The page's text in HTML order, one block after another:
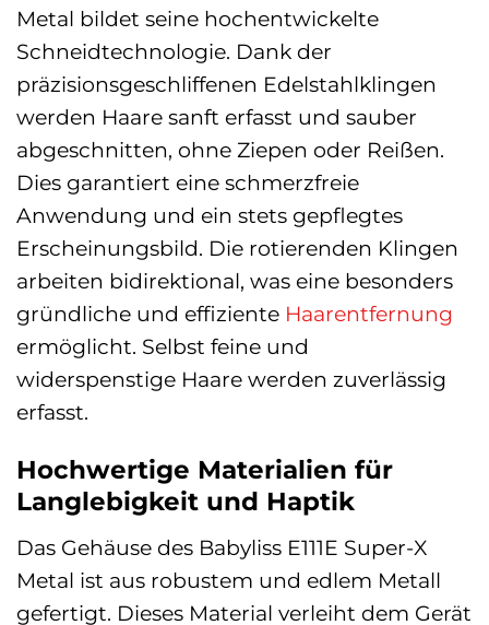
Metal bildet seine hochentwickelte
Schneidtechnologie. Dank der
präzisionsgeschliffenen Edelstahlklingen
werden Haare sanft erfasst und sauber
abgeschnitten, ohne Ziepen oder Reißen.
Dies garantiert eine schmerzfreie
Anwendung und ein stets gepflegtes
Erscheinungsbild. Die rotierenden Klingen
arbeiten bidirektional, was eine besonders
gründliche und effiziente Haarentfernung
ermöglicht. Selbst feine und
widerspenstige Haare werden zuverlässig
erfasst.
Hochwertige Materialien für
Langlebigkeit und Haptik
Das Gehäuse des Babyliss E111E Super-X
Metal ist aus robustem und edlem Metall
gefertigt. Dieses Material verleiht dem Gerät